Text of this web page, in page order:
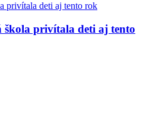
privítala deti aj tento